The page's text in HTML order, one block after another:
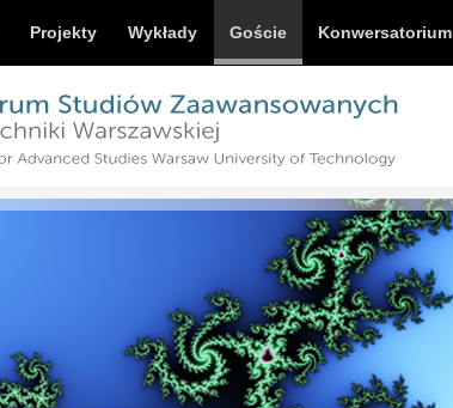
Projekty Wykłady Goście Konwersatorium